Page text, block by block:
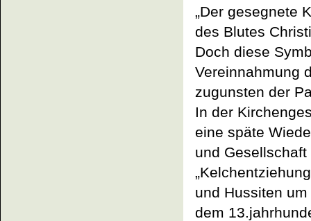
„Der gesegnete
des Blutes
Doch diese
Vereinnahmung
zugunsten der
In der
eine späte
und
und Hussiten
dem